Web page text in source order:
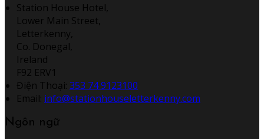
Station House Hotel,
Lower Main Street,
Letterkenny,
Co. Donegal,
Ireland
F92 ERV1
Điện Thoại: 353 74 9123100
Email: info@stationhouseletterkenny.com
Ngôn ngữ